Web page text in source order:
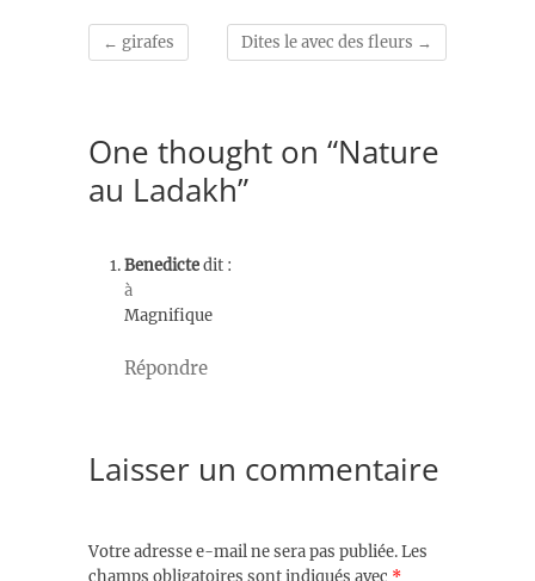
← girafes Dites le avec des fleurs →
One thought on “Nature
au Ladakh”
Benedictedit :
à
Magnifique
Répondre
Laisser un commentaire
Votre adresse e-mail ne sera pas publiée.Les
champs obligatoires sont indiqués avec *